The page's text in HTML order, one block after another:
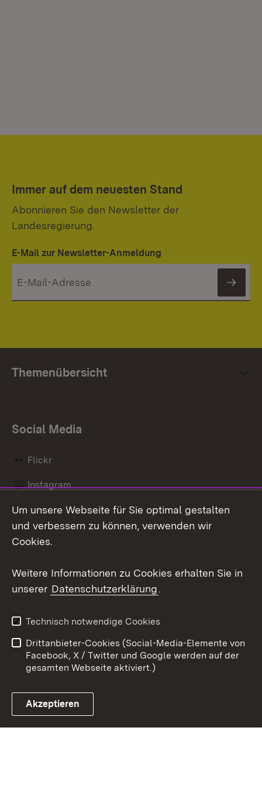
Immer auf dem neuesten Stand
Abonnieren Sie den Newsletter der
Landesregierung.
E-Mail zur Newsletter-Anmeldung
Themenübersicht
Social Media
Flickr
Instagram
Social Wall
Link zum Landesportal
Barrierefreiheit
Benutzungshinweise
Impressum
Cookies
Um unsere Webseite für Sie optimal gestalten
und verbessern zu können, verwenden wir
Cookies.
Weitere Informationen zu Cookies erhalten Sie in
unserer Datenschutzerklärung.
Technisch notwendige Cookies
Drittanbieter-Cookies (Social-Media-Elemente von
Facebook, X / Twitter und Google werden auf der
gesamten Webseite aktiviert.)
Akzeptieren